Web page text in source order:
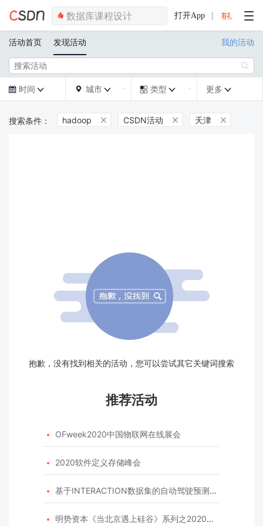
打开App
活动首页 发现活动 我的活动

 时间   城市   类型  更多 
hadoop  CSDN活动  天津 
抱歉，没有找到相关的活动，您可以尝试其它关键词搜索
推荐活动
 OFweek2020中国物联网在线展会
 2020软件定义存储峰会
 基于INTERACTION数据集的自动驾驶预测模型挑战赛
 明势资本《当北京遇上硅谷》系列之2020年度开源峰会